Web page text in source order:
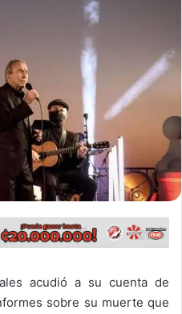
acudió a su cuenta de
sobre su muerte que